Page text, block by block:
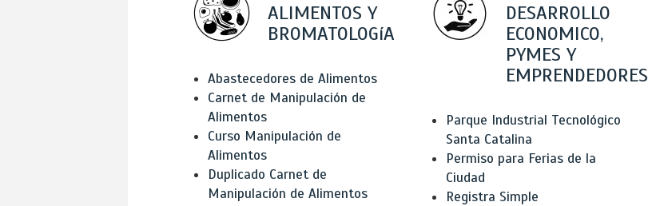
ALIMENTOS Y
BROMATOLOGíA
Abastecedores de Alimentos
Carnet de Manipulación de
Alimentos
Curso Manipulación de
Alimentos
Duplicado Carnet de
Manipulación de Alimentos
DESARROLLO
ECONOMICO,
PYMES Y
EMPRENDEDORES
Parque Industrial Tecnológico
Santa Catalina
Permiso para Ferias de la
Ciudad
Registra Simple